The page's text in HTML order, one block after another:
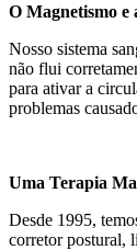
O Magnetismo e
Nosso sistema
não flui
para ativar a
problemas
Uma Terapia
Desde 1995,
corretor postural,